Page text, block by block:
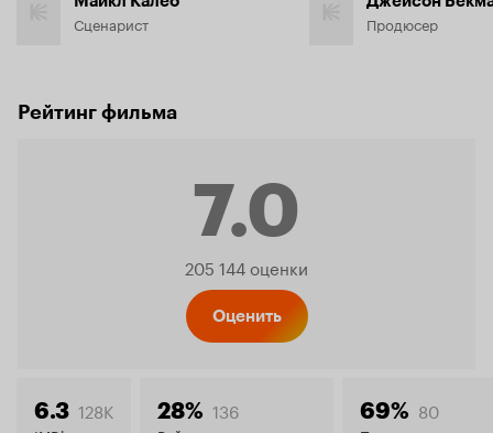
Сценарист Продюсер
Рейтинг фильма
7.0
Рейтинг
205 144 оценки
Оценить
6.3 128K 28% 136 69% 80